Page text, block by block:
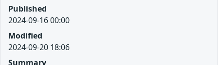
Published
2024-09-16 00:00
Modified
2024-09-20 18:06
Summary